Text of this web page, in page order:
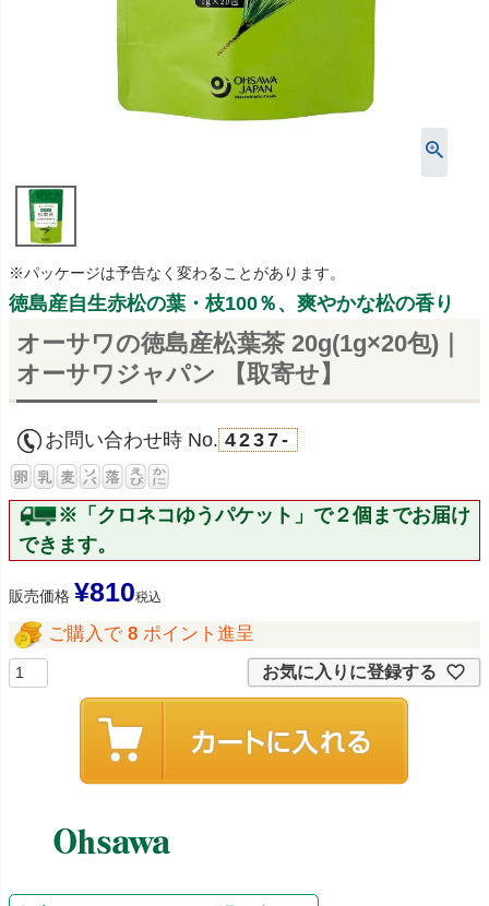
※パッケージは予告なく変わることがあります。
徳島産自生赤松の葉・枝100％、爽やかな松の香り
オーサワの徳島産松葉茶 20g(1g×20包)｜
オーサワジャパン 【取寄せ】
お問い合わせ時 No. 4237-
※「クロネコゆうパケット」で２個までお届け
できます。
販売価格 ¥810税込
ご購入で 8 ポイント進呈
お気に入りに登録する